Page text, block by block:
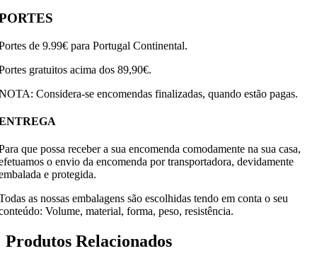
de 9.99€ para Portugal Continental.
gratuitos acima dos 89,90€.
Considera-se encomendas finalizadas, quando estão pagas.
que possa receber a sua encomenda comodamente na sua casa,
o envio da encomenda por transportadora, devidamente
e protegida.
as nossas embalagens são escolhidas tendo em conta o seu
Volume, material, forma, peso, resistência.
Produtos Relacionados